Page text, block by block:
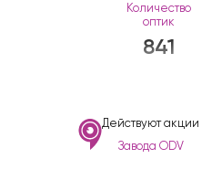
Количество
оптик
841
Действуют акции
Завода ODV